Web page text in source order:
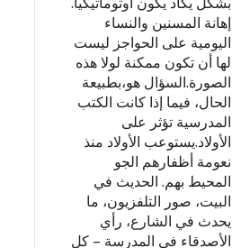
إهانة المسنين والنساء
اليومية على الحواجز ليست
لها أن تكون ممكنة لولا هذه
الصورة.السؤال هو،بطبيعة
الحال، فيما إذا كانت الكتب
المدرسية تؤثر على
الأولاد.يستوعب الأولاد منذ
نعومة أظفارهم الجو
المحيط بهم. الحديث في
البيت، صور التلفزيون، ما
يحدث في الشارع، رأي
الأصدقاء في المدرسة – كل